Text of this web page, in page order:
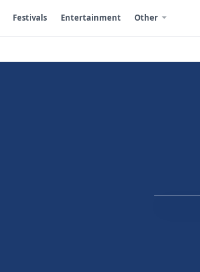
Festivals Entertainment Other